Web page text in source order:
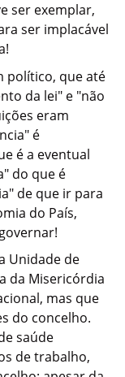
ser exemplar,
ser implacável
político, que até
da lei" e "não
eram
é
é a eventual
do que é
de que ir para
do País,
Unidade de
da Misericórdia
mas que
do concelho.
saúde
de trabalho,